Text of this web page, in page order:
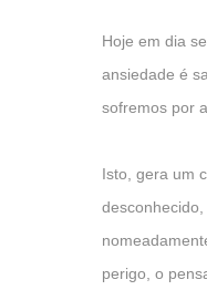
Hoje em dia
ansiedade é
sofremos por
Isto, gera um
perigo, o